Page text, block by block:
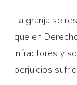
La granja se
que en
infractores y
perjuicios